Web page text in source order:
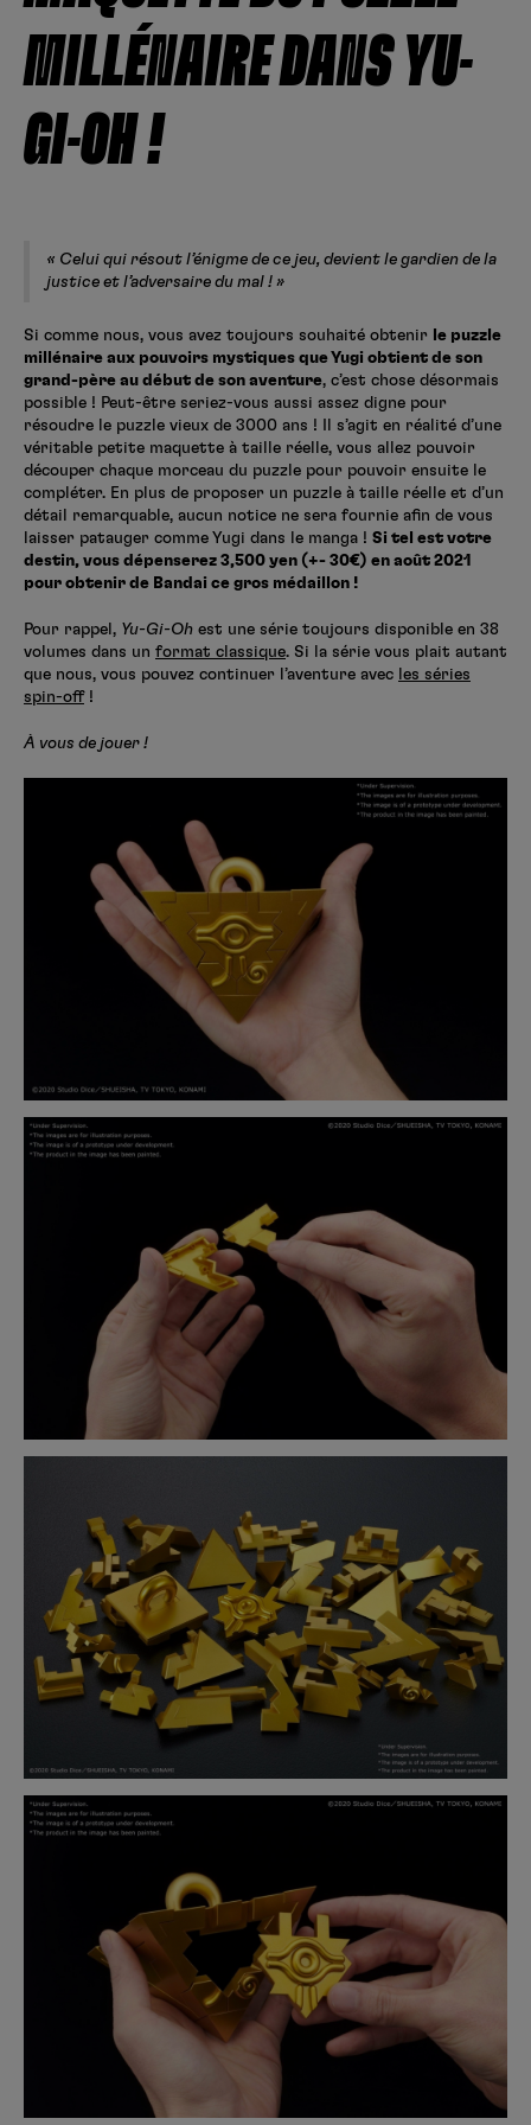
MILLÉNAIRE DANS YU-
GI-OH !
« Celui qui résout l’énigme de ce jeu, devient le gardien de la
justice et l’adversaire du mal ! »
Si comme nous, vous avez toujours souhaité obtenir
le puzzle
millénaire aux pouvoirs mystiques que Yugi obtient de son
grand-père au début de son aventure, c’est chose désormais
possible ! Peut-être seriez-vous aussi assez digne pour
résoudre le puzzle vieux de 3000 ans ! Il s’agit en réalité d’une
véritable petite maquette à taille réelle, vous allez pouvoir
découper chaque morceau du puzzle pour pouvoir ensuite le
compléter. En plus de proposer un puzzle à taille réelle et d’un
détail remarquable, aucun notice ne sera fournie afin de vous
laisser patauger comme Yugi dans le manga ! Si tel est votre
destin, vous dépenserez 3,500 yen (+- 30€) en août 2021
pour obtenir de Bandai ce gros médaillon !
Pour rappel, Yu-Gi-Oh est une série toujours disponible en 38
volumes dans un format classique. Si la série vous plait autant
que nous, vous pouvez continuer l’aventure avec les séries
spin-off!
À vous de jouer !
Hunter x Hunter
Fire Force
Black Butler